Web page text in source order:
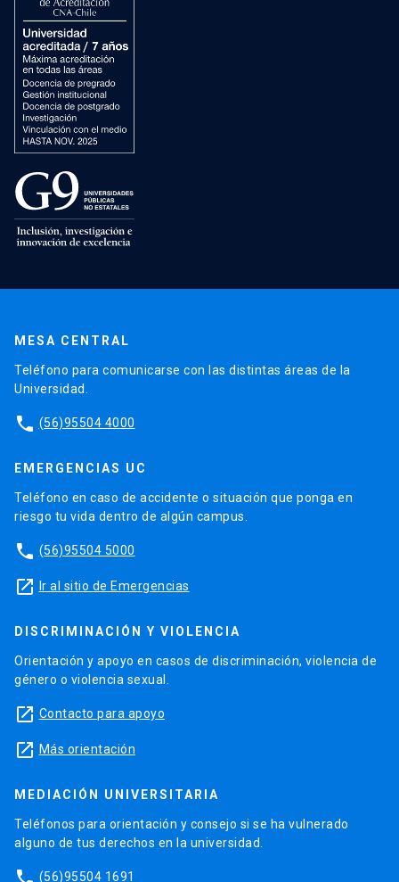
MESA CENTRAL
Teléfono para comunicarse con las distintas áreas de la
Universidad.
phone (56)95504 4000
EMERGENCIAS UC
Teléfono en caso de accidente o situación que ponga en
riesgo tu vida dentro de algún campus.
phone (56)95504 5000
launch Ir al sitio de Emergencias
DISCRIMINACIÓN Y VIOLENCIA
Orientación y apoyo en casos de discriminación, violencia de
género o violencia sexual.
launch Contacto para apoyo
launch Más orientación
MEDIACIÓN UNIVERSITARIA
Teléfonos para orientación y consejo si se ha vulnerado
alguno de tus derechos en la universidad.
(56)95504 1691